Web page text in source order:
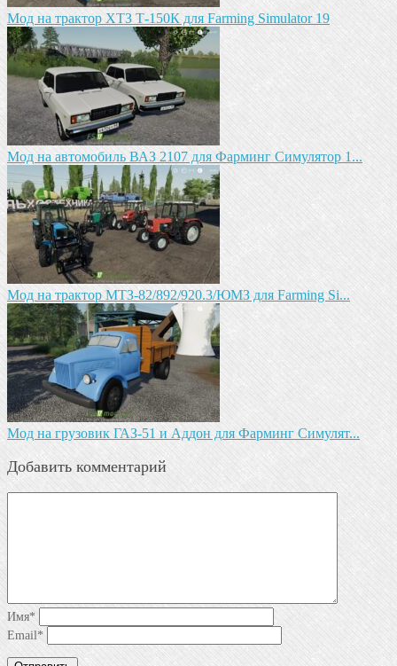
Мод на трактор ХТЗ Т-150К для Farming Simulator 19
Мод на автомобиль ВАЗ 2107 для Фарминг Симулятор 1...
Мод на трактор МТЗ-82/892/920.3/ЮМЗ для Farming Si...
Мод на грузовик ГАЗ-51 и Аддон для Фарминг Симулят...
Добавить комментарий
Имя*
Email*